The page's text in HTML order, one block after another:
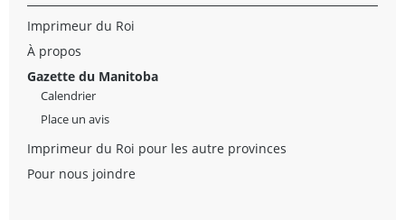
Imprimeur du Roi
À propos
Gazette du Manitoba
Calendrier
Place un avis
Imprimeur du Roi pour les autre provinces
Pour nous joindre